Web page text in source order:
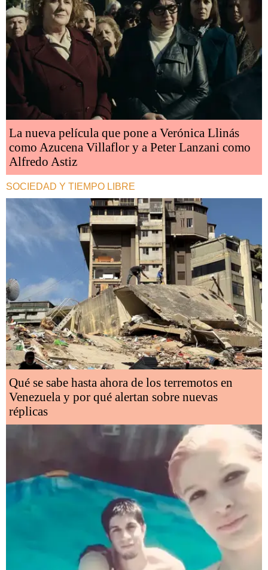
La nueva película que pone a Verónica Llinás
como Azucena Villaflor y a Peter Lanzani como
Alfredo Astiz
SOCIEDAD Y TIEMPO LIBRE
Qué se sabe hasta ahora de los terremotos en
Venezuela y por qué alertan sobre nuevas
réplicas